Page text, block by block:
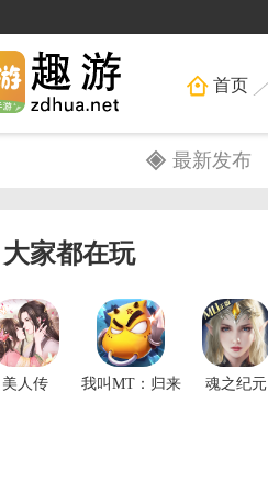
首页
最新发布
大家都在玩
美人传 我叫MT：归来 魂之纪元